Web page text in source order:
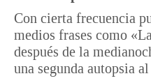
Con cierta frecuencia
medios frases como
después de la
una segunda autopsia